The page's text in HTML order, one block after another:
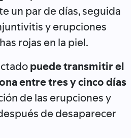
un par de días, seguida
y erupciones
rojas en la piel.
puede transmitir el
entre tres y cinco días
de las erupciones y
de desaparecer